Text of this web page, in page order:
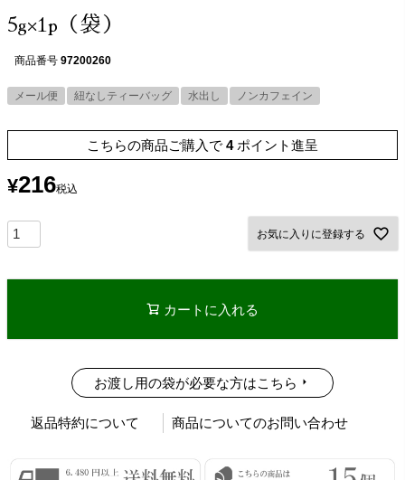
5g×1p（袋）
商品番号 97200260
メール便 紐なしティーバッグ 水出し ノンカフェイン
こちらの商品ご購入で 4 ポイント進呈
¥216税込
お気に入りに登録する
カートに入れる
お渡し用の袋が必要な方はこちら
返品特約について 商品についてのお問い合わせ